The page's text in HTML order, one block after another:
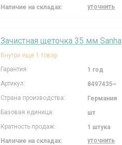
Наличие на складах:
уточнить
Зачистная щеточка 35 мм Sanha
Внутри еще 1 товар
Гарантия:
1 год
Артикул:
8497435~
Страна производства:
Германия
Базовая единица:
шт
Кратность продаж:
1 штука
Наличие на складах:
уточнить